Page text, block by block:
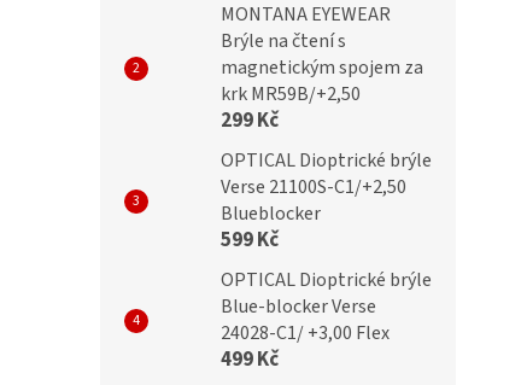
MONTANA EYEWEAR
Brýle na čtení s
magnetickým spojem za
krk MR59B/+2,50
299 Kč
OPTICAL Dioptrické brýle
Verse 21100S-C1/+2,50
Blueblocker
599 Kč
OPTICAL Dioptrické brýle
Blue-blocker Verse
24028-C1/ +3,00 Flex
499 Kč
dioptrické brýle na počítač
BLF51F +3,50 Flex
399 Kč